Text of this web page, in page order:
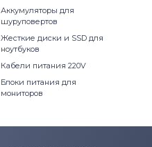
Аккумуляторы для
шуруповертов
Жесткие диски и SSD для
ноутбуков
Кабели питания 220V
Блоки питания для
мониторов